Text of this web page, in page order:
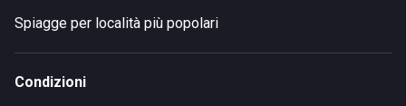
Spiagge per località più popolari
Condizioni